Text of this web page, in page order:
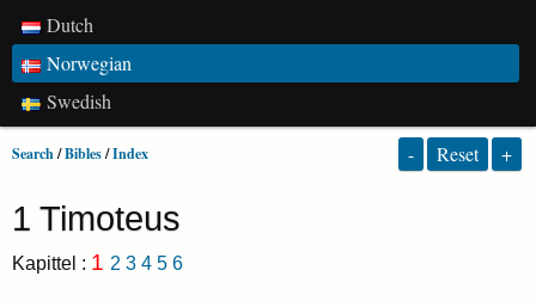
Dutch
Norwegian
Swedish
Search/Bibles/Index - Reset +
1 Timoteus
Kapittel : 1 2 3 4 5 6